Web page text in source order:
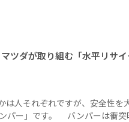
ダが取り組む「水平リサイ
は人それぞれですが、安全性を
パー」です。 バンパーは衝突